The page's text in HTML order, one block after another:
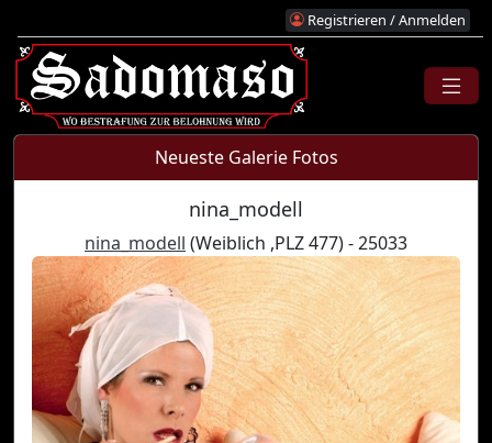
Registrieren / Anmelden
Neueste Galerie Fotos
nina_modell
nina_modell (Weiblich ,PLZ 477) - 25033